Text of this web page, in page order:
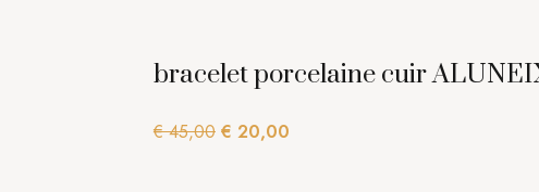
bracelet porcelaine cuir
€45,00 € 20,00